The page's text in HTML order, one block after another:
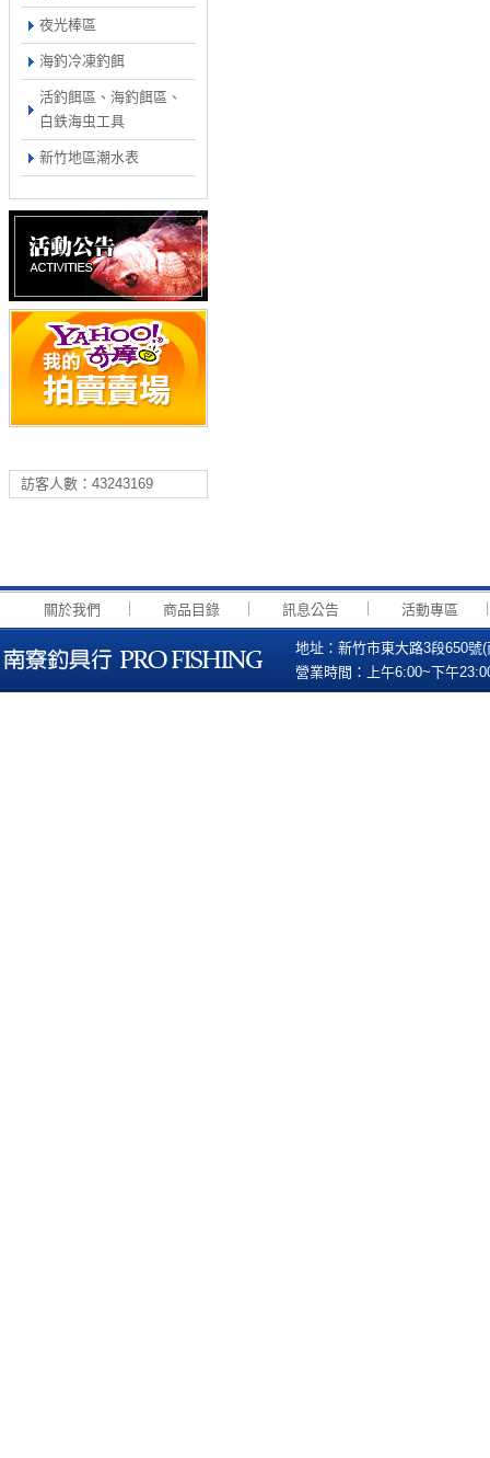
夜光棒區
海釣冷凍釣餌
活釣餌區、海釣餌區、
白鉄海虫工具
新竹地區潮水表
訪客人數：43243169
關於我們 商品目錄 訊息公告 活動專區
地址：新竹市東大路3段650
營業時間：上午6:00~下午